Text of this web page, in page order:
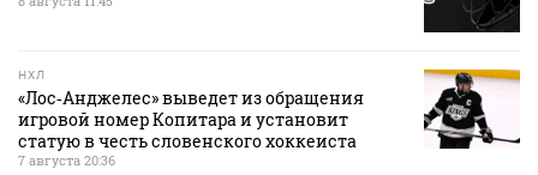
НХЛ
«Лос‑Анджелес» выведет из обращения
игровой номер Копитара и установит
статую в честь словенского хоккеиста
7 августа 20:36